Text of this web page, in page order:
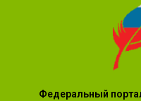
Федеральный